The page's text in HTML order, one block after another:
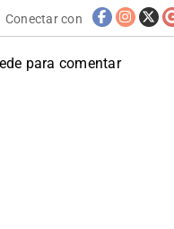
Conectar con
para comentar